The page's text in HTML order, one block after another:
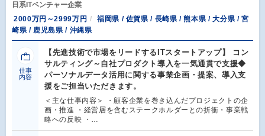
日系ITベンチャー企業
2000万円～2999万円
福岡県 / 佐賀県 / 長崎県 / 熊本県 / 大分県 / 宮
崎県 / 鹿児島県 / 沖縄県
仕事
内容
【先進技術で市場をリードするITスタートアップ】 コン
サルティング～自社プロダクト導入を一気通貫で支援◆
パーソナルデータ活用に関する事業企画・提案、導入支
援をご担当いただきます。
＜主な仕事内容＞ ・顧客企業を巻き込んだプロジェクトの企
画・推進 ・経営層を含むステークホルダーとの折衝・事業戦
略への反映 ・…